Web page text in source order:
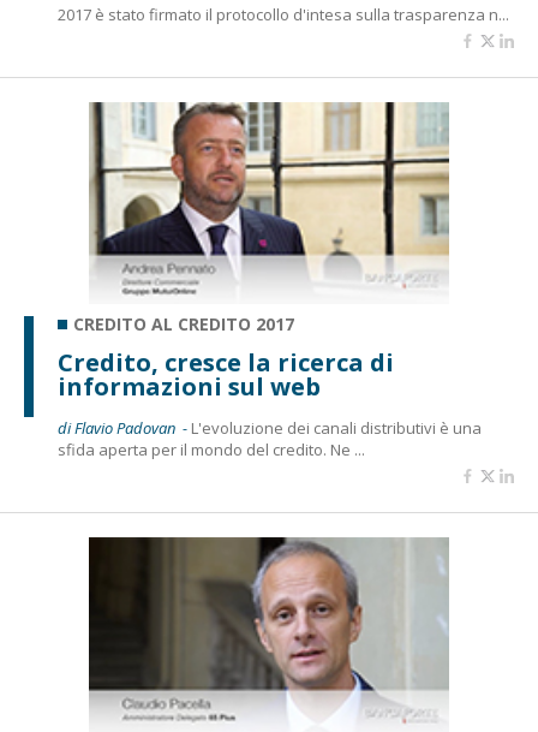
2017 è stato firmato il protocollo d'intesa sulla trasparenza n...
CREDITO AL CREDITO 2017
Credito, cresce la ricerca di
informazioni sul web
di Flavio Padovan - L'evoluzione dei canali distributivi è una
sfida aperta per il mondo del credito. Ne ...